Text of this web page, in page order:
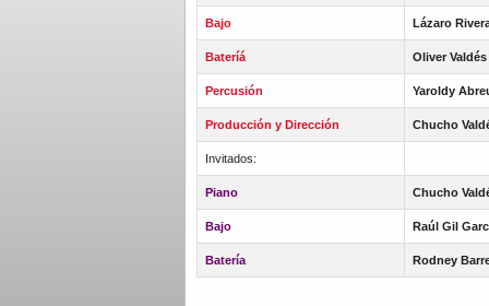
Bajo Lázaro
Bateríá Oliver Valdés
Percusión Yaroldy
Producción y Dirección Chucho
Invitados:
Piano Chucho
Bajo Raúl Gil
Batería Rodney